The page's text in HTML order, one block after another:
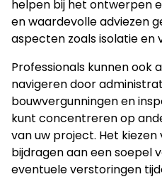
helpen bij het ontwerpen
en waardevolle adviezen
aspecten zoals isolatie en
Professionals kunnen ook
navigeren door
bouwvergunningen en
kunt concentreren op
van uw project. Het
bijdragen aan een soepel
eventuele verstoringen